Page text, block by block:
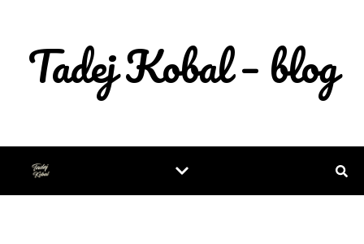
Tadej Kobal – blog